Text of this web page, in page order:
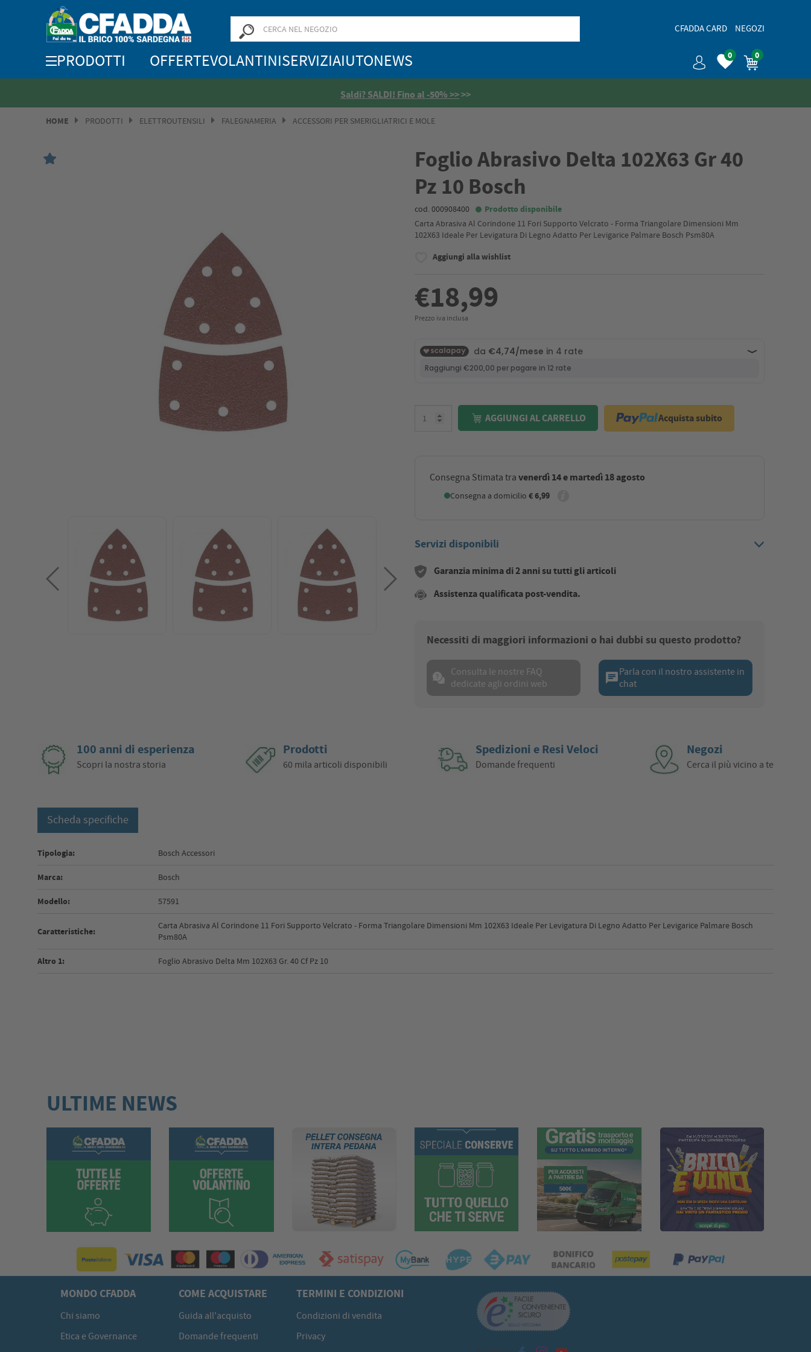
CFADDA CARD NEGOZI
0 0
PRODOTTI OFFERTEVOLANTINISERVIZIAIUTONEWS
Saldi? SALDI! Fino al -50% >>>>
HOME PRODOTTI ELETTROUTENSILI FALEGNAMERIA ACCESSORI PER SMERIGLIATRICI E MOLE
Foglio Abrasivo Delta 102X63 Gr 40
Pz 10 Bosch
cod. 000908400 Prodotto disponibile
Carta Abrasiva Al Corindone 11 Fori Supporto Velcrato - Forma Triangolare Dimensioni Mm
102X63 Ideale Per Levigatura Di Legno Adatto Per Levigarice Palmare Bosch Psm80A
Aggiungi alla wishlist
€18,99
Prezzo iva inclusa
AGGIUNGI AL CARRELLO Acquista subito
Consegna Stimata tra venerdì 14 e martedì 18 agosto
Consegna a domicilio € 6,99
Servizi disponibili
Garanzia minima di 2 anni su tutti gli articoli
Assistenza qualificata post-vendita.
Necessiti di maggiori informazioni o hai dubbi su questo prodotto?
Consulta le nostre FAQ
dedicate agli ordini web
chatParla con il nostro assistente in
chat
100 anni di esperienza
Scopri la nostra storia
Prodotti
60 mila articoli disponibili
Spedizioni e Resi Veloci
Domande frequenti
Negozi
Cerca il più vicino a te
Scheda specifiche
Tipologia: Bosch Accessori
Marca: Bosch
Modello: 57591
Caratteristiche:
Carta Abrasiva Al Corindone 11 Fori Supporto Velcrato - Forma Triangolare Dimensioni Mm 102X63 Ideale Per Levigatura Di Legno Adatto Per Levigarice Palmare Bosch
Psm80A
Altro 1: Foglio Abrasivo Delta Mm 102X63 Gr. 40 Cf Pz 10
ULTIME NEWS
MONDO CFADDA
Chi siamo
Etica e Governance
COME ACQUISTARE
Guida all'acquisto
Domande frequenti
TERMINI E CONDIZIONI
Condizioni di vendita
Privacy